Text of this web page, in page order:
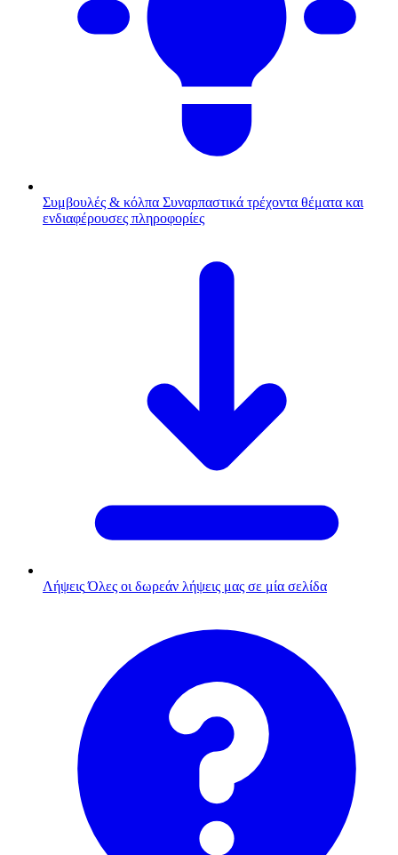
Συμβουλές & κόλπα Συναρπαστικά τρέχοντα θέματα και
ενδιαφέρουσες πληροφορίες
Λήψεις Όλες οι δωρεάν λήψεις μας σε μία σελίδα